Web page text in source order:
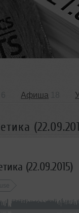
Афиша
(22.09.2015)